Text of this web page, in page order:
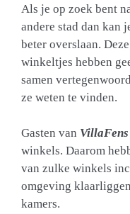
Als je op zoek bent
andere stad dan kan
beter overslaan.
winkeltjes hebben
samen
ze weten te vinden.
Gasten van VillaFens
winkels. Daarom
van zulke winkels
omgeving
kamers.